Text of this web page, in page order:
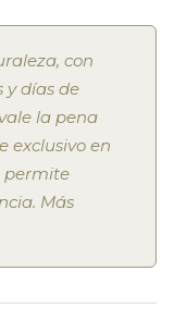
con
y días de
la pena
exclusivo en
permite
Más